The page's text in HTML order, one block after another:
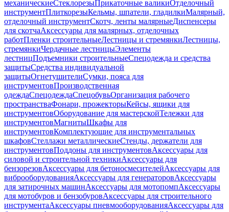
механическиеСтеклорезыПрикаточные валикиОтделочный
инструментПлиткорезыКельмы, шпатели, гладилкиМалярный,
отделочный инструментСкотч, ленты малярныеДиспенсеры
для скотчаАксессуары для малярных, отделочных
работПленки строительныеЛестницы и стремянкиЛестницы,
стремянкиЧердачные лестницыЭлементы
лестницПодъемники строительныеСпецодежда и средства
защитыСредства индивидуальной
защитыОгнетушителиСумки, пояса для
инструментовПроизводственная
одеждаСпецодеждаСпецобувьОрганизация рабочего
пространстваФонари, прожекторыКейсы, ящики для
инструментовОборудование для мастерскойТележки для
инструментовМагнитыШкафы для
инструментовКомплектующие для инструментальных
шкафовСтеллажи металлическиеСтенды, держатели для
инструментовПоддоны для инструментовАксессуары для
силовой и строительной техникиАксессуары для
бензорезовАксессуары для бетоносмесителейАксессуары для
виброоборудованияАксессуары для генераторовАксессуары
для затирочных машинАксессуары для мотопомпАксессуары
для мотобуров и бензобуровАксессуары для строительного
инструментаАксессуары пневмооборудованияАксессуары для